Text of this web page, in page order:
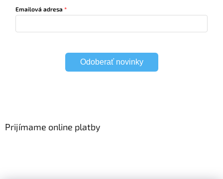
Emailová adresa
Odoberať novinky
Prijímame online platby